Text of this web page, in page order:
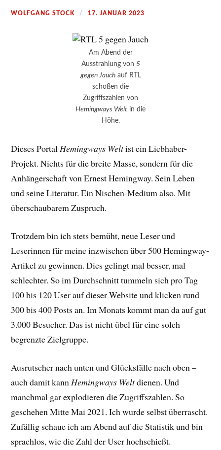
WOLFGANG STOCK 17. JANUAR 2023
Am Abend der
Ausstrahlung von 5
gegen Jauchauf RTL
schoßen die
Zugriffszahlen von
Hemingways Welt in die
Höhe.
Dieses PortalHemingways Weltist ein Liebhaber-
Projekt. Nichts für die breite Masse, sondern für die
Anhängerschaft von Ernest Hemingway. Sein Leben
und seine Literatur. Ein Nischen-Medium also. Mit
überschaubarem Zuspruch.
Trotzdem bin ich stets bemüht, neue Leser und
Leserinnen für meine inzwischen über 500 Hemingway-
Artikel zu gewinnen. Dies gelingt mal besser, mal
schlechter. So im Durchschnitt tummeln sich pro Tag
100 bis 120 User auf dieser Website und klicken rund
300 bis 400 Posts an. Im Monats kommt man da auf gut
3.000 Besucher. Das ist nicht übel für eine solch
begrenzte Zielgruppe.
Ausrutscher nach unten und Glücksfälle nach oben –
auch damit kannHemingways Weltdienen. Und
manchmal gar explodieren die Zugriffszahlen. So
geschehen Mitte Mai 2021. Ich wurde selbst überrascht.
Zufällig schaue ich am Abend auf die Statistik und bin
sprachlos, wie die Zahl der User hochschießt.